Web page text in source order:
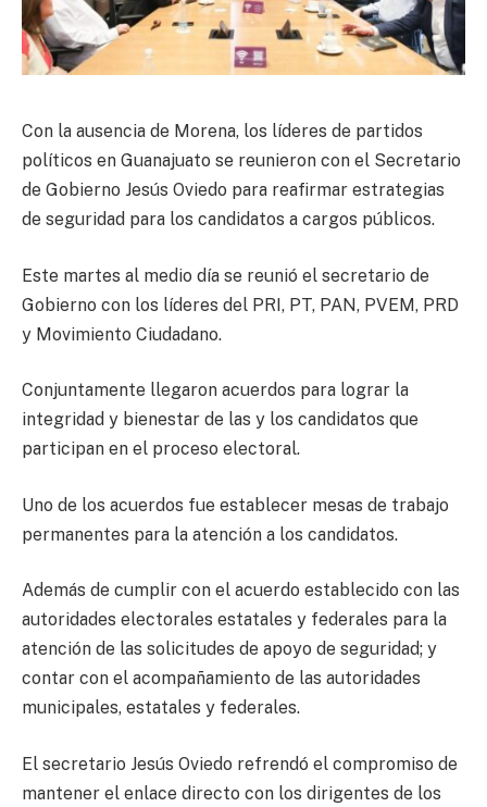
Con la ausencia de Morena, los líderes de partidos
políticos en Guanajuato se reunieron con el Secretario
de Gobierno Jesús Oviedo para reafirmar estrategias
de seguridad para los candidatos a cargos públicos.
Este martes al medio día se reunió el secretario de
Gobierno con los líderes del PRI, PT, PAN, PVEM, PRD
y Movimiento Ciudadano.
Conjuntamente llegaron acuerdos para lograr la
integridad y bienestar de las y los candidatos que
participan en el proceso electoral.
Uno de los acuerdos fue establecer mesas de trabajo
permanentes para la atención a los candidatos.
Además de cumplir con el acuerdo establecido con las
autoridades electorales estatales y federales para la
atención de las solicitudes de apoyo de seguridad; y
contar con el acompañamiento de las autoridades
municipales, estatales y federales.
El secretario Jesús Oviedo refrendó el compromiso de
mantener el enlace directo con los dirigentes de los